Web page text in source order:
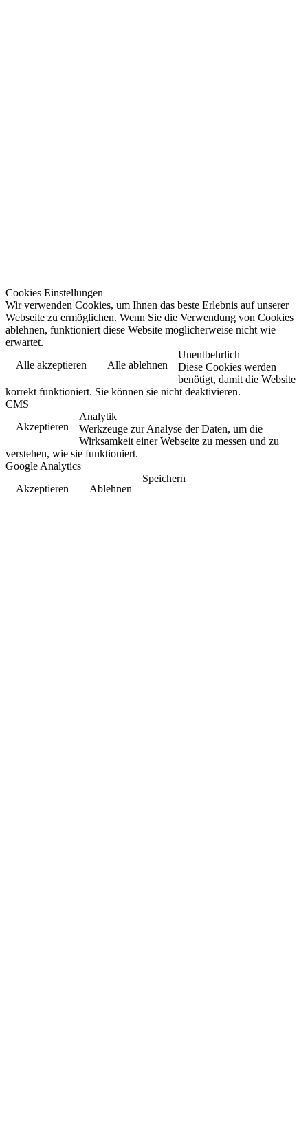
Cookies Einstellungen
Wir verwenden Cookies, um Ihnen das beste Erlebnis auf unserer
Webseite zu ermöglichen. Wenn Sie die Verwendung von Cookies
ablehnen, funktioniert diese Website möglicherweise nicht wie
erwartet.
Alle akzeptieren
Alle ablehnen
Unentbehrlich
Diese Cookies werden
benötigt, damit die Website
korrekt funktioniert. Sie können sie nicht deaktivieren.
CMS
Akzeptieren
Analytik
Werkzeuge zur Analyse der Daten, um die
Wirksamkeit einer Webseite zu messen und zu
verstehen, wie sie funktioniert.
Google Analytics
Akzeptieren
Ablehnen
Speichern